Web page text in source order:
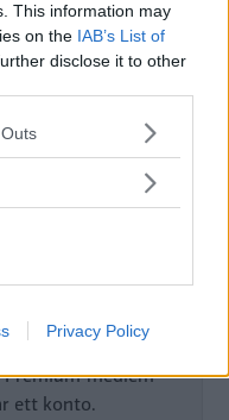
This information may
on the IAB’s List of
disclose it to other
one or more Google
You may click to
in below Google
Privacy Policy
Logga inför
– bli
innehåll. För
medlem
ett konto.